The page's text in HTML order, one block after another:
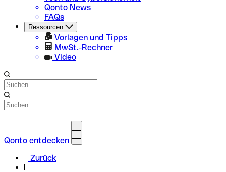
Qonto News
FAQs
Ressourcen
Vorlagen und Tipps
MwSt.-Rechner
Video
Qonto entdecken
Zurück